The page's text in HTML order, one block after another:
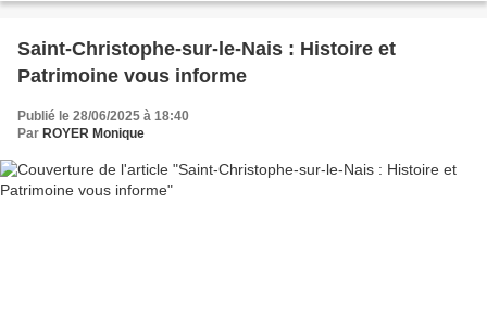
Saint-Christophe-sur-le-Nais : Histoire et
Patrimoine vous informe
Publié le 28/06/2025 à 18:40
Par ROYER Monique